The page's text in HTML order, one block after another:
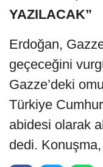
YAZILACAK”
Erdoğan,
geçeceğini
Gazze’deki
Türkiye
abidesi olarak
dedi. Konuşma,